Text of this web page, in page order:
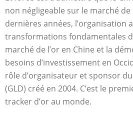
non négligeable sur le marché de
dernières années, l’organisation
transformations fondamentales
marché de l’or en Chine et la
besoins d’investissement en
rôle d’organisateur et sponsor du
(GLD) créé en 2004. C’est le
tracker d’or au monde.